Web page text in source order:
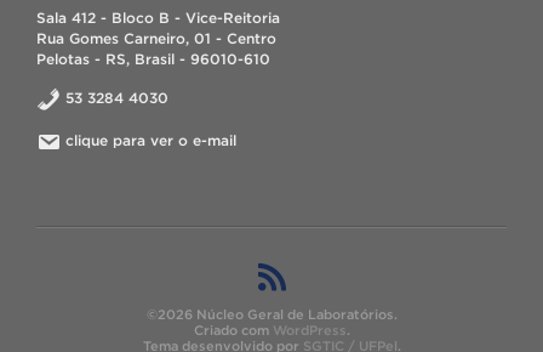
Sala 412 - Bloco B - Vice-Reitoria
Rua Gomes Carneiro, 01 - Centro
Pelotas - RS, Brasil - 96010-610
53 3284 4030
clique para ver o e-mail
©2026 Núcleo Geral de Laboratórios.
Criado com WordPress.
Tema desenvolvido por SGTIC / UFPel.